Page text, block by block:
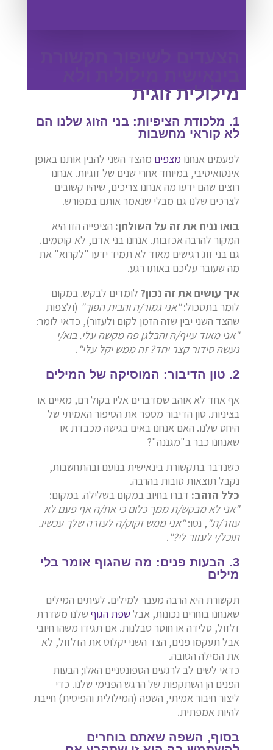
מילולית זוגית
1. מלכודת הציפיות: בני הזוג שלנו הם
לא קוראי מחשבות
לפעמים אנחנו מצפים מהצד השני להבין אותנו באופן
אינטואיטיבי, במיוחד אחרי שנים של זוגיות. אנחנו
רוצים שהם ידעו מה אנחנו צריכים, שיהיו קשובים
לצרכים שלנו גם מבלי שנאמר אותם במפורש.
בואו נניח את זה על השולחן: הציפייה הזו היא
המקור להרבה אכזבות. אנחנו בני אדם, לא קוסמים.
גם בני זוג רגישים מאוד לא תמיד ידעו "לקרוא" את
מה שעובר עליכם באותו רגע.
איך עושים את זה נכון?לומדים לבקש. במקום
לומר בתסכול:"אני גמור/ה והבית הפוך" (ולצפות
שהצד השני יבין שזה הזמן לקום ולעזור), כדאי לומר:
"אני מאוד עייף/ה והבלגן פה מקשה עלי. בוא/י
נעשה סידור קצר יחד? זה ממש יקל עלי" .
2. טון הדיבור: המוסיקה של המילים
אף אחד לא אוהב שמדברים אליו בקול רם, מאיים או
בציניות. טון הדיבור מספר את הסיפור האמיתי של
היחס שלנו. האם אנחנו באים בגישה מכבדת או
שאנחנו כבר ב"מגננה"?
כשנדבר בתקשורת בינאישית בנועם ובהתחשבות,
נקבל תוצאות טובות בהרבה.
כלל הזהב: דברו בחיוב במקום בשלילה. במקום:
"אני לא מבקש/ת ממך כלום כי את/ה אף פעם לא
עוזר/ת" , נסו:"אני ממש זקוק/ה לעזרה שלך עכשיו.
תוכל/י לעזור לי?" .
3. הבעות פנים: מה שהגוף אומר בלי
מילים
תקשורת היא הרבה מעבר למילים. לעיתים המילים
שאנחנו בוחרים נכונות, אבל שפת הגוףשלנו משדרת
זלזול, סלידה או חוסר סבלנות. אם תגידו משהו חיובי
אבל תעקמו פנים, הצד השני יקלוט את הזלזול, לא
את המילה הטובה.
כדאי לשים לב לרגעים הספונטניים האלו; הבעות
הפנים הן השתקפות של הרגש הפנימי שלנו. כדי
ליצור חיבור אמיתי, השפה (המילולית והפיסית) חייבת
להיות אמפתית.
בסוף, השפה שאתם בוחרים